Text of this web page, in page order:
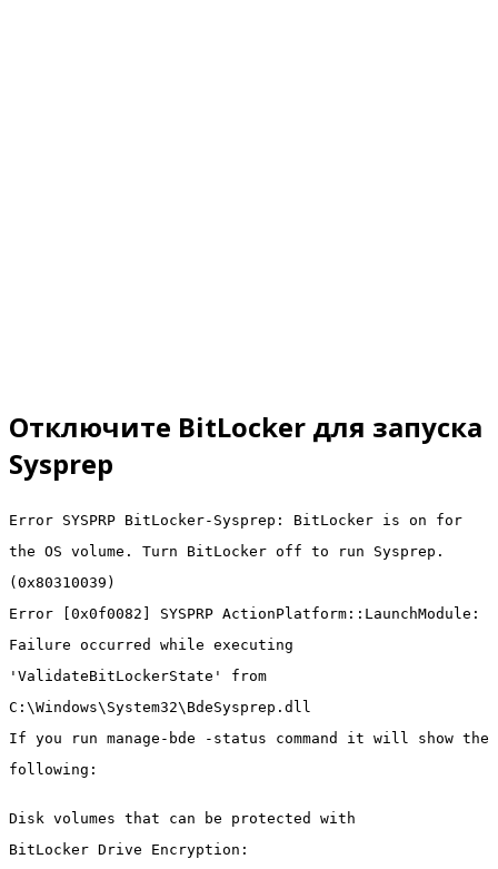
Отключите BitLocker для запуска
Sysprep
Error SYSPRP BitLocker-Sysprep: BitLocker is on for
the OS volume. Turn BitLocker off to run Sysprep.
(0x80310039)
Error [0x0f0082] SYSPRP ActionPlatform::LaunchModule:
Failure occurred while executing
'ValidateBitLockerState' from
C:\Windows\System32\BdeSysprep.dll
If you run manage-bde -status command it will show the
following:
Disk volumes that can be protected with
BitLocker Drive Encryption: